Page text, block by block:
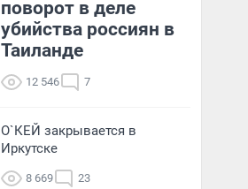
поворот в деле
убийства россиян в
Таиланде
12 546 7
О`КЕЙ закрывается в
Иркутске
8 669 23